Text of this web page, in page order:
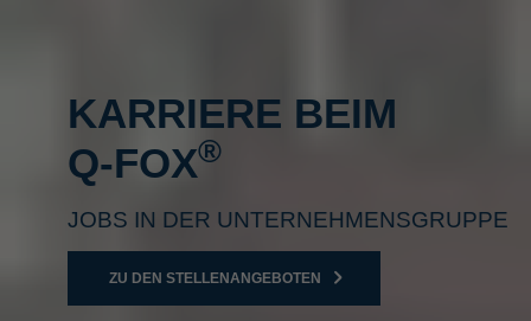
KARRIERE BEIM
Q‑FOX®
JOBS IN DER UNTERNEHMENS­GRUPPE
ZU DEN STELLENANGEBOTEN
DIE Q-FOX® GRUPPE
SERVICES FÜR DIE MODERNE
ARBEITSWELT
KARRIEREBLOG
JETZT ENTDECKEN